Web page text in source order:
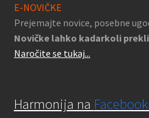
E-NOVIČKE
Prejemajte novice, posebne
Novičke lahko kadarkoli
Naročite se tukaj...
Harmonija na